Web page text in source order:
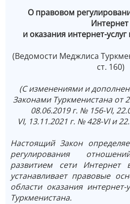
О правовом
Интернет
и оказания интернет-
(Ведомости Меджлиса
ст. 160)
(С изменениями и
Законами Туркменистана от
08.06.2019 г. № 156-VI,
VI, 13.11.2021 г. № 428-VI и
Настоящий Закон
регулирования
развитием сети Интернет
устанавливает правовые
области оказания
Туркменистана.